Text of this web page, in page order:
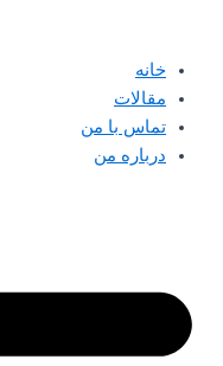
محتوا
خانه
مقالات
تماس با من
درباره من